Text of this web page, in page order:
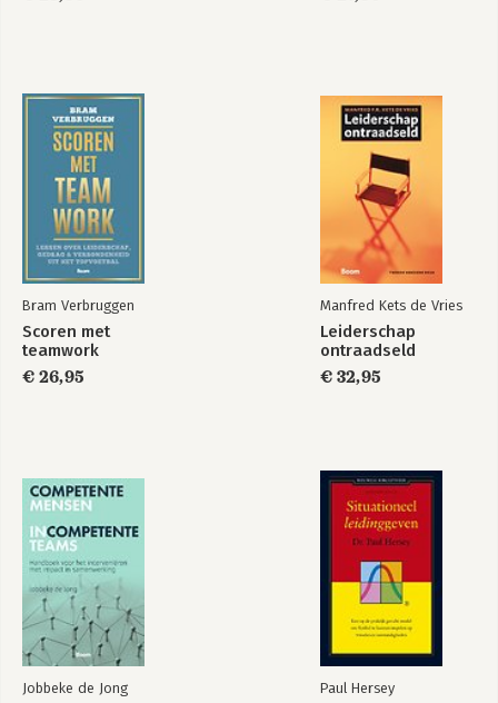
Mentaal welzijn in de praktijk
Succes begint met doen 169
Bram Verbruggen
Scoren met
teamwork
€ 26,95
Manfred Kets de Vries
Leiderschap
ontraadseld
€ 32,95
Jobbeke de Jong Paul Hersey